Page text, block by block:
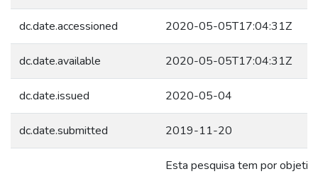
dc.date.accessioned 2020-05-05T17:04:31Z
dc.date.available 2020-05-05T17:04:31Z
dc.date.issued 2020-05-04
dc.date.submitted 2019-11-20
Esta pesquisa tem por